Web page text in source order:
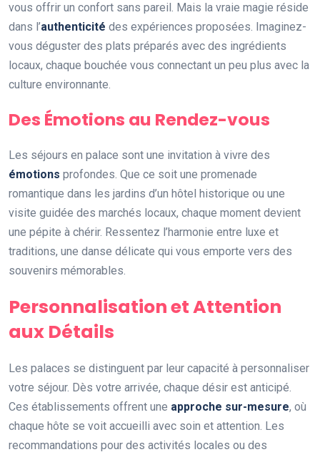
vous offrir un confort sans pareil. Mais la vraie magie réside
dans l’authenticité des expériences proposées. Imaginez-
vous déguster des plats préparés avec des ingrédients
locaux, chaque bouchée vous connectant un peu plus avec la
culture environnante.
Des Émotions au Rendez-vous
Les séjours en palace sont une invitation à vivre des
émotions profondes. Que ce soit une promenade
romantique dans les jardins d’un hôtel historique ou une
visite guidée des marchés locaux, chaque moment devient
une pépite à chérir. Ressentez l’harmonie entre luxe et
traditions, une danse délicate qui vous emporte vers des
souvenirs mémorables.
Personnalisation et Attention
aux Détails
Les palaces se distinguent par leur capacité à personnaliser
votre séjour. Dès votre arrivée, chaque désir est anticipé.
Ces établissements offrent une approche sur-mesure, où
chaque hôte se voit accueilli avec soin et attention. Les
recommandations pour des activités locales ou des